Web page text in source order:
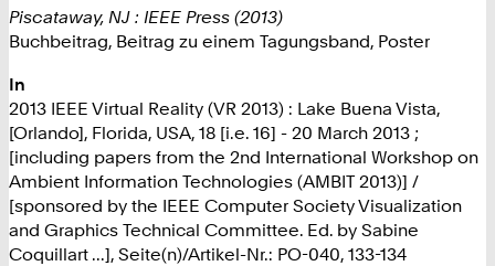
Piscataway, NJ : IEEE Press (2013)
Buchbeitrag, Beitrag zu einem Tagungsband, Poster
In
2013 IEEE Virtual Reality (VR 2013) : Lake Buena Vista,
[Orlando], Florida, USA, 18 [i.e. 16] - 20 March 2013 ;
[including papers from the 2nd International Workshop on
Ambient Information Technologies (AMBIT 2013)] /
[sponsored by the IEEE Computer Society Visualization
and Graphics Technical Committee. Ed. by Sabine
Coquillart ...], Seite(n)/Artikel-Nr.: PO-040, 133-134